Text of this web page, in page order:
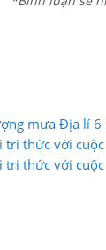
mưa Địa lí
tri thức với
tri thức với